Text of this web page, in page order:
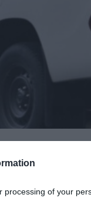
processing of your
του